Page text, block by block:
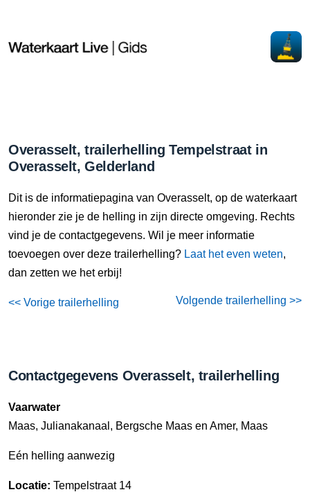
Overasselt, trailerhelling Tempelstraat in
Overasselt, Gelderland
Dit is de informatiepagina van Overasselt, op de waterkaart
hieronder zie je de helling in zijn directe omgeving. Rechts
vind je de contactgegevens. Wil je meer informatie
toevoegen over deze trailerhelling? Laat het even weten,
dan zetten we het erbij!
<< Vorige trailerhelling Volgende trailerhelling >>
Contactgegevens Overasselt, trailerhelling
Vaarwater
Maas, Julianakanaal, Bergsche Maas en Amer, Maas
Eén helling aanwezig
Locatie: Tempelstraat 14